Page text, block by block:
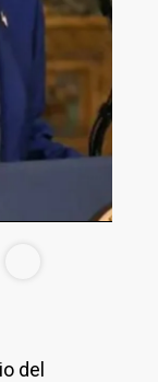
del